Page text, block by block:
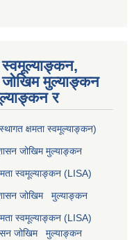
स्वमूल्याङ्कन,
जोखिम मुल्याङ्कन
र
क्षमता स्वमूल्याङ्कन)
जोखिम मुल्याङ्कन
स्वमूल्याङ्कन (LISA)
जोखिम मुल्याङ्कन
स्वमूल्याङ्कन (LISA)
जोखिम मुल्याङ्कन